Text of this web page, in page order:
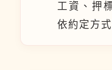
工資、押
依約定方式